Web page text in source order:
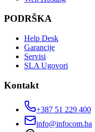
PODRŠKA
Help Desk
Garancije
Servisi
SLA Ugovori
Kontakt
+387 51 229 400
info@infocom.ba